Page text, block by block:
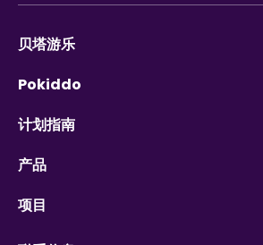
贝塔游乐
Pokiddo
计划指南
产品
项目